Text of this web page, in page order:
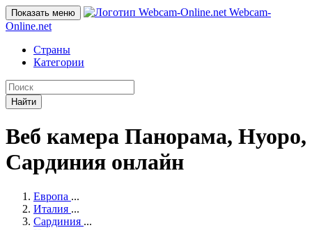
Показать меню
Webcam-
Online.net
Страны
Категории
Найти
Веб камера Панорама, Нуоро,
Сардиния онлайн
Европа ...
Италия ...
Сардиния ...